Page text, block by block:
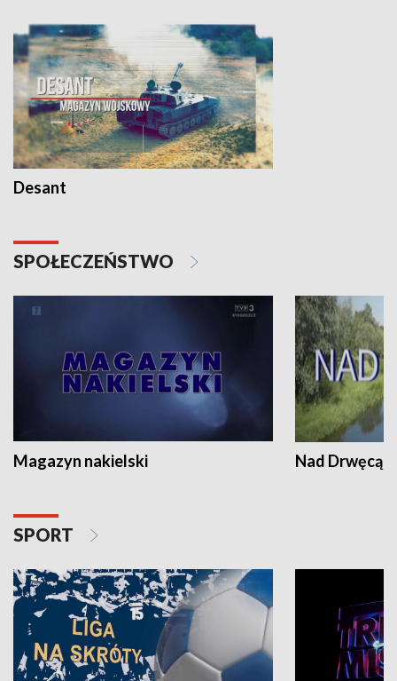
Desant
SPOŁECZEŃSTWO
Magazyn nakielski Nad Drwęcą
SPORT